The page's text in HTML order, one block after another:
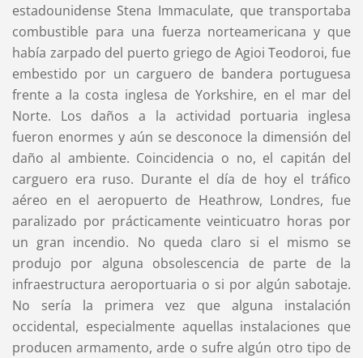
estadounidense Stena Immaculate, que transportaba
combustible para una fuerza norteamericana y que
había zarpado del puerto griego de Agioi Teodoroi, fue
embestido por un carguero de bandera portuguesa
frente a la costa inglesa de Yorkshire, en el mar del
Norte. Los daños a la actividad portuaria inglesa
fueron enormes y aún se desconoce la dimensión del
daño al ambiente. Coincidencia o no, el capitán del
carguero era ruso. Durante el día de hoy el tráfico
aéreo en el aeropuerto de Heathrow, Londres, fue
paralizado por prácticamente veinticuatro horas por
un gran incendio. No queda claro si el mismo se
produjo por alguna obsolescencia de parte de la
infraestructura aeroportuaria o si por algún sabotaje.
No sería la primera vez que alguna instalación
occidental, especialmente aquellas instalaciones que
producen armamento, arde o sufre algún otro tipo de